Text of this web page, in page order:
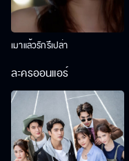
เมาแล้วรักรึเปล่า
ละครออนแอร์